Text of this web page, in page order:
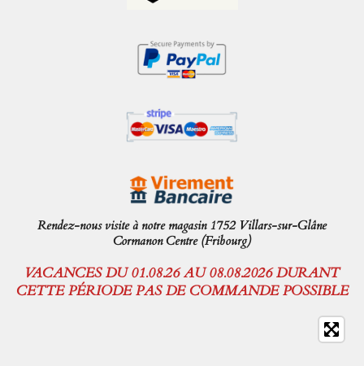
Rendez-nous visite à notre magasin 1752 Villars-sur-Glâne
Cormanon Centre (Fribourg)
VACANCES DU 01.08.26 AU 08.08.2026 DURANT
CETTE PÉRIODE PAS DE COMMANDE POSSIBLE